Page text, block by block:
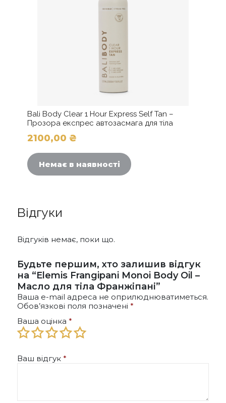
Bali Body Clear 1 Hour Express Self Tan –
Прозора експрес автозасмага для тіла
2100,00 ₴
Немає в наявності
Відгуки
Відгуків немає, поки що.
Будьте першим, хто залишив відгук
на “Elemis Frangipani Monoi Body Oil –
Масло для тіла Франжіпані”
Ваша e-mail адреса не оприлюднюватиметься.
Обов’язкові поля позначені *
Ваша оцінка *
Ваш відгук *